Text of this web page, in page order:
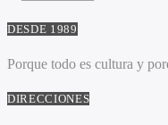
DESDE 1989
Porque todo es cultura y
DIRECCIONES